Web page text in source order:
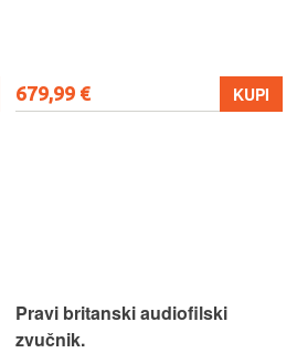
679,99 € KUPI
Pravi britanski audiofilski
zvučnik.